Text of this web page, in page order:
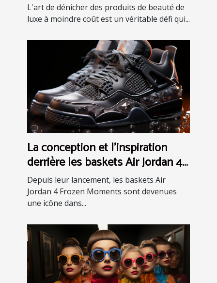
L'art de dénicher des produits de beauté de
luxe à moindre coût est un véritable défi qui...
La conception et l'inspiration
derrière les baskets Air Jordan 4
Frozen Moments
Depuis leur lancement, les baskets Air
Jordan 4 Frozen Moments sont devenues
une icône dans...